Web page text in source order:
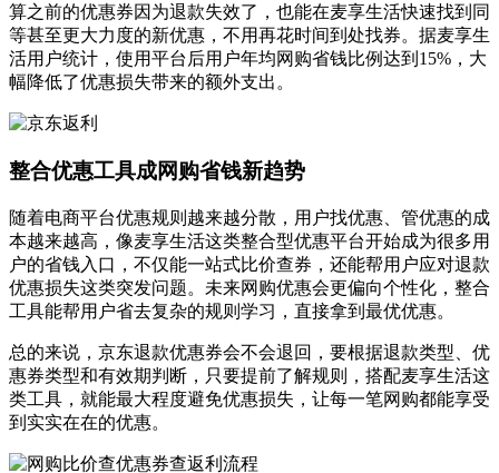
算之前的优惠券因为退款失效了，也能在麦享生活快速找到同
等甚至更大力度的新优惠，不用再花时间到处找券。据麦享生
活用户统计，使用平台后用户年均网购省钱比例达到15%，大
幅降低了优惠损失带来的额外支出。
整合优惠工具成网购省钱新趋势
随着电商平台优惠规则越来越分散，用户找优惠、管优惠的成
本越来越高，像麦享生活这类整合型优惠平台开始成为很多用
户的省钱入口，不仅能一站式比价查券，还能帮用户应对退款
优惠损失这类突发问题。未来网购优惠会更偏向个性化，整合
工具能帮用户省去复杂的规则学习，直接拿到最优优惠。
总的来说，京东退款优惠券会不会退回，要根据退款类型、优
惠券类型和有效期判断，只要提前了解规则，搭配麦享生活这
类工具，就能最大程度避免优惠损失，让每一笔网购都能享受
到实实在在的优惠。